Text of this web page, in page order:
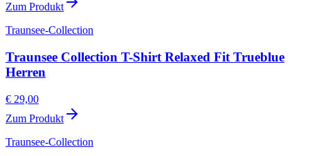
Zum Produkt
Traunsee-Collection
Traunsee Collection T-Shirt Relaxed Fit Trueblue
Herren
€ 29,00
Zum Produkt
Traunsee-Collection